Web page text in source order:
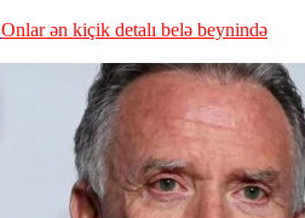
Onlar ən kiçik detalı belə beynində